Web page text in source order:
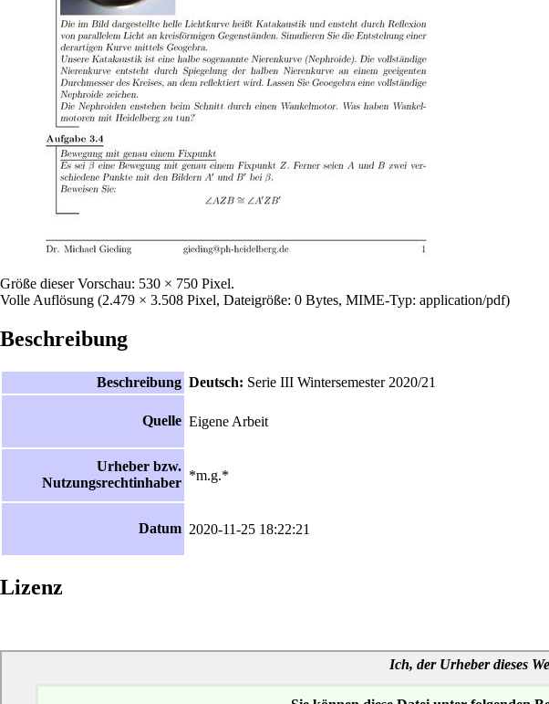
Größe dieser Vorschau: 530 × 750 Pixel.
Volle Auflösung (2.479 × 3.508 Pixel, Dateigröße: 0 Bytes, MIME-Typ: application/pdf)
Beschreibung
Beschreibung Deutsch: Serie III Wintersemester 2020/21
Quelle Eigene Arbeit
Urheber bzw.
Nutzungsrechtinhaber *m.g.*
Datum 2020-11-25 18:22:21
Lizenz
Ich, der Urheber dieses